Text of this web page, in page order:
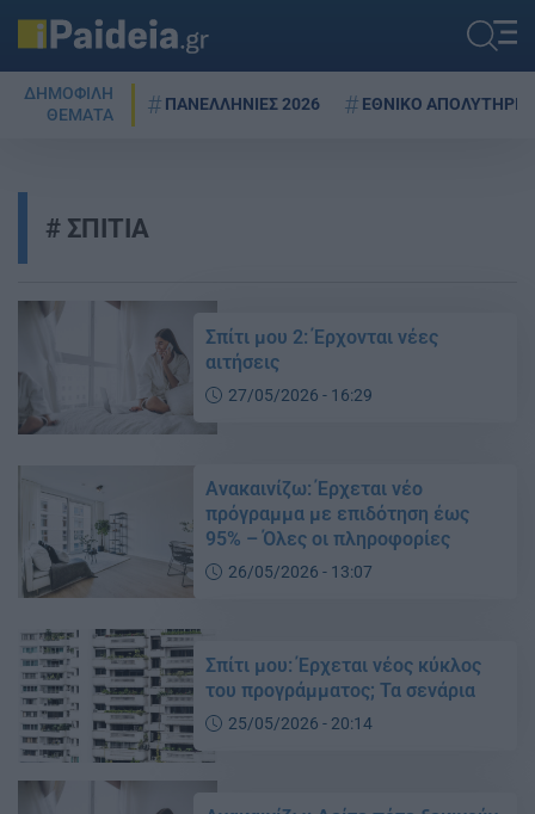
ΔΗΜΟΦΙΛΗ
ΘΕΜΑΤΑ
ΠΑΝΕΛΛΗΝΙΕΣ 2026 ΕΘΝΙΚΟ ΑΠΟΛΥΤΗΡΙΟ
ΣΠΙΤΙΑ
Σπίτι μου 2: Έρχονται νέες
αιτήσεις
27/05/2026 - 16:29
Ανακαινίζω: Έρχεται νέο
πρόγραμμα με επιδότηση έως
95% – Όλες οι πληροφορίες
26/05/2026 - 13:07
Σπίτι μου: Έρχεται νέος κύκλος
του προγράμματος; Τα σενάρια
25/05/2026 - 20:14